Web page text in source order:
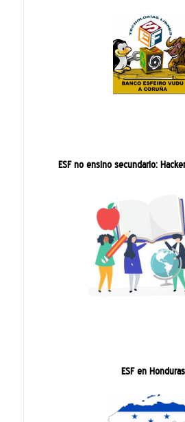
ESF no ensino secundario:
ESF en Honduras